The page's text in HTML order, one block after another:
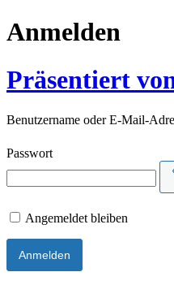
Anmelden
Präsentiert
Benutzername oder E-Mail-
Passwort
Angemeldet bleiben